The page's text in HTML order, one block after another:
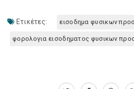
Ετικέτες: εισοδημα φυσικων
φορολογια εισοδηματος φυσικων